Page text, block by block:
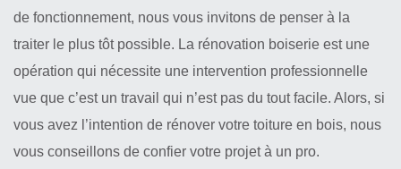
de fonctionnement, nous vous invitons de penser à la
traiter le plus tôt possible. La rénovation boiserie est une
opération qui nécessite une intervention professionnelle
vue que c’est un travail qui n’est pas du tout facile. Alors, si
vous avez l’intention de rénover votre toiture en bois, nous
vous conseillons de confier votre projet à un pro.